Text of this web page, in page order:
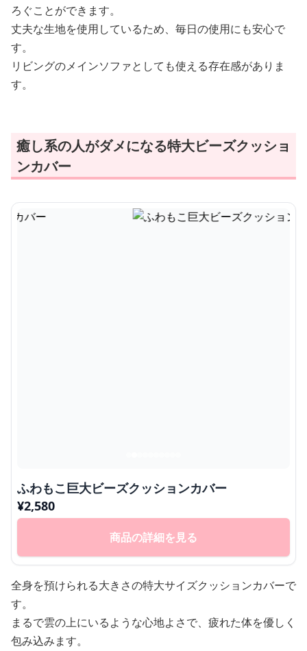
ろぐことができます。
丈夫な生地を使用しているため、毎日の使用にも安心で
す。
リビングのメインソファとしても使える存在感がありま
す。
癒し系の人がダメになる特大ビーズクッショ
ンカバー
ふわもこ巨大ビーズクッションカバー
¥2,580
商品の詳細を見る
全身を預けられる大きさの特大サイズクッションカバーで
す。
まるで雲の上にいるような心地よさで、疲れた体を優しく
包み込みます。